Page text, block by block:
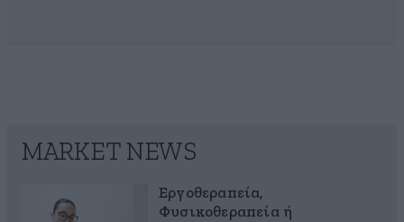
MARKET NEWS
Εργοθεραπεία,
Φυσικοθεραπεία ή